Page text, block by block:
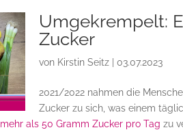
Umgekrempelt:
Zucker
von Kirstin Seitz |03.07.2023
2021/2022 nahmen die
Zucker zu sich, was einem
mehr als 50 Gramm Zucker pro Tag zu